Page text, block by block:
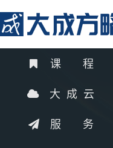
课 程
大 成 云
服 务